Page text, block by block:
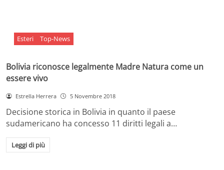
Esteri Top-News
Bolivia riconosce legalmente Madre Natura come un
essere vivo
Estrella Herrera 5 Novembre 2018
Decisione storica in Bolivia in quanto il paese
sudamericano ha concesso 11 diritti legali a…
Leggi di più